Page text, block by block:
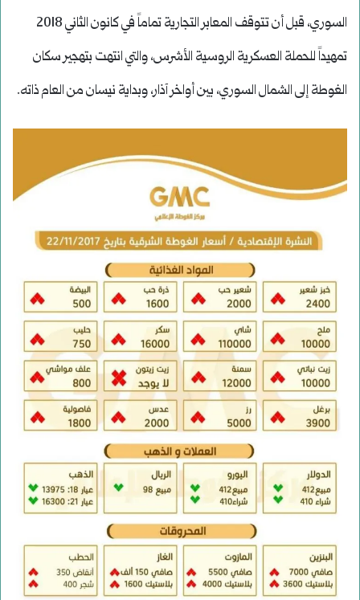
السوري، قبل أن تتوقف المعابر التجارية تماماً في كانون الثاني 2018
تمهيداً للحملة العسكرية الروسية الأشرس، والتي انتهت بتهجير سكان
الغوطة إلى الشمال السوري، بين أواخر آذار، وبداية نيسان من العام ذاته.